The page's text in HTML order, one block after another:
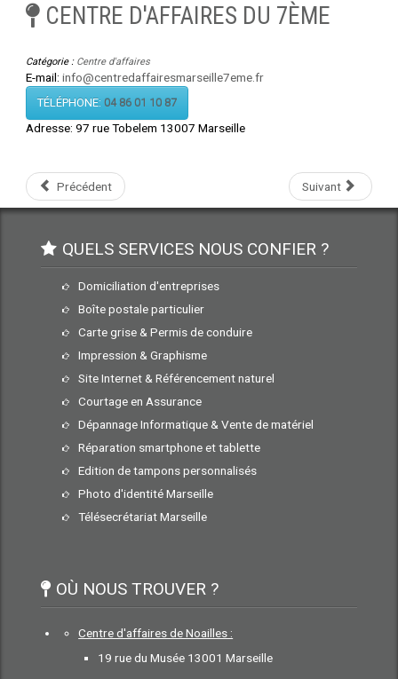
CENTRE D'AFFAIRES DU 7ÈME
Catégorie : Centre d'affaires
E-mail: info@centredaffairesmarseille7eme.fr
TÉLÉPHONE: 04 86 01 10 87
Adresse: 97 rue Tobelem 13007 Marseille
Précédent Suivant
QUELS SERVICES NOUS CONFIER ?
Domiciliation d'entreprises
Boîte postale particulier
Carte grise & Permis de conduire
Impression & Graphisme
Site Internet & Référencement naturel
Courtage en Assurance
Dépannage Informatique & Vente de matériel
Réparation smartphone et tablette
Edition de tampons personnalisés
Photo d'identité Marseille
Télésecrétariat Marseille
OÙ NOUS TROUVER ?
Centre d'affaires de Noailles :
19 rue du Musée 13001 Marseille